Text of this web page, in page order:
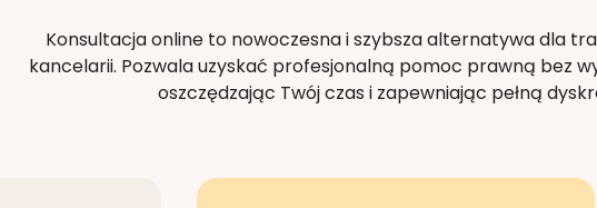
Konsultacja online to nowoczesna i szybsza alternatywa dla
kancelarii. Pozwala uzyskać profesjonalną pomoc prawną bez
oszczędzając Twój czas i zapewniając pełną